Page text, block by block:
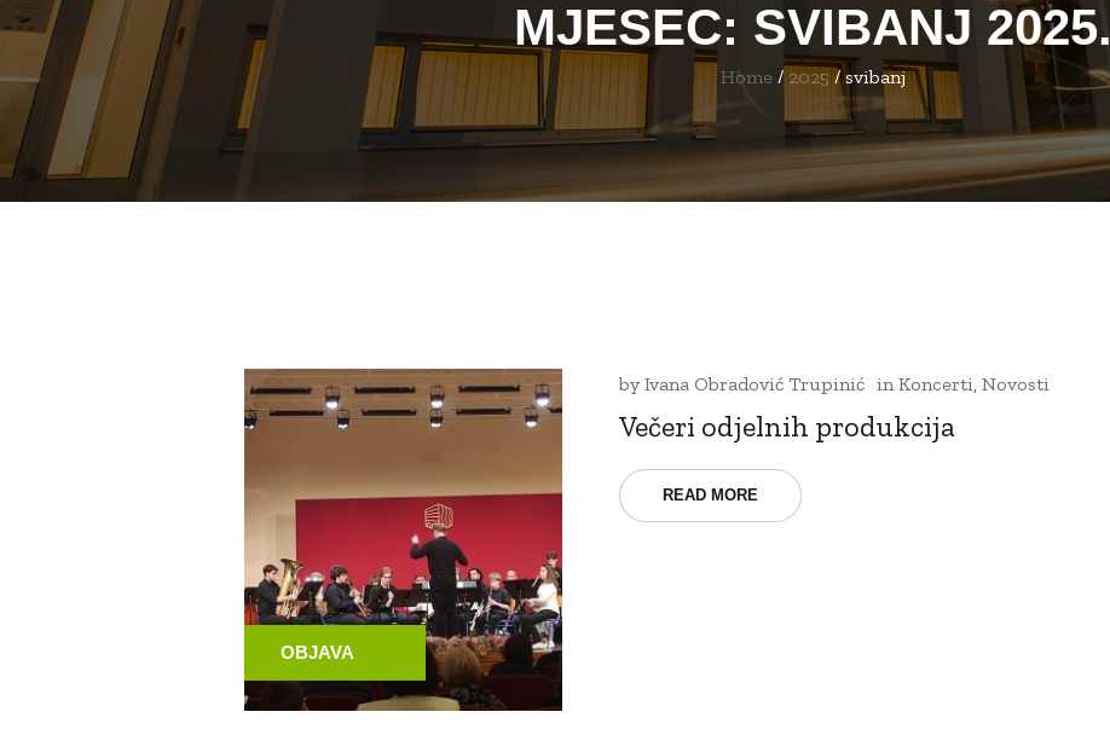
MJESEC: SVIBANJ 2025.
Home / 2025 /svibanj
OBJAVA
byIvana Obradović Trupinić inKoncerti,Novosti
Večeri odjelnih produkcija
READ MORE